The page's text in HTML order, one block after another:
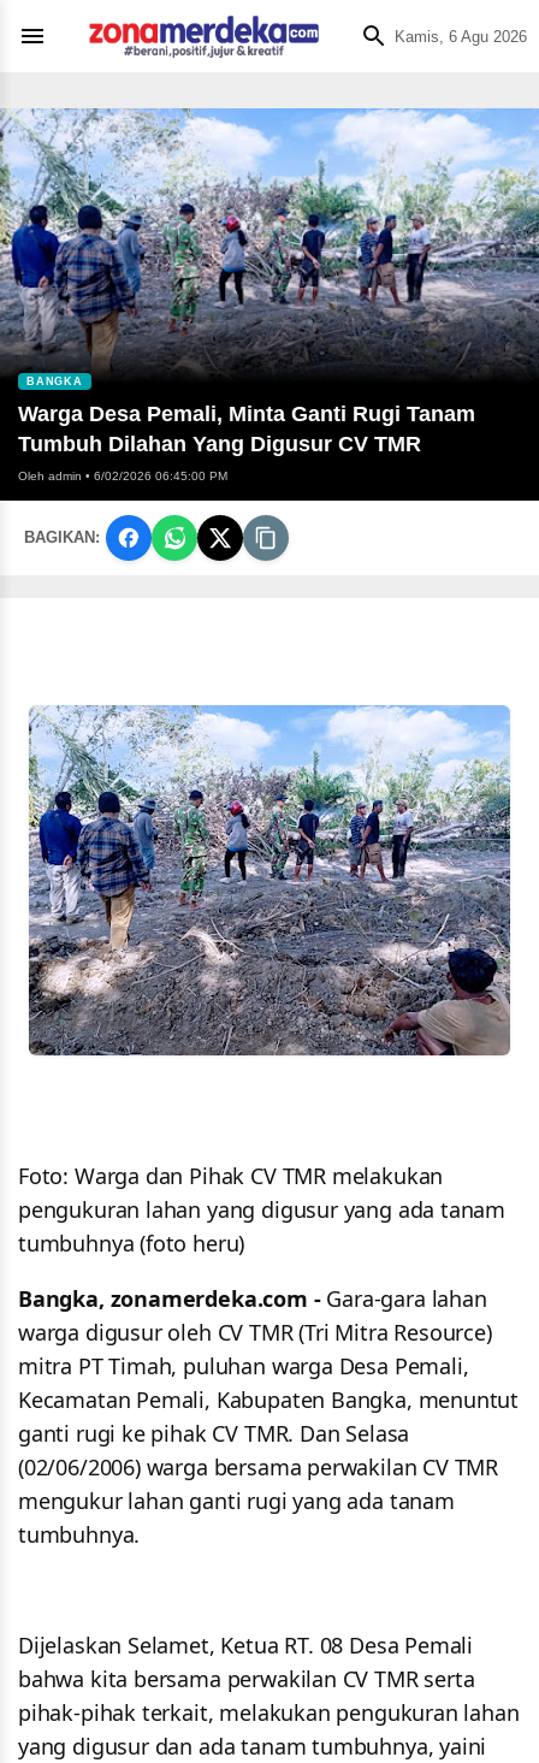
Kamis, 6 Agu 2026
BANGKA
Warga Desa Pemali, Minta Ganti Rugi Tanam
Tumbuh Dilahan Yang Digusur CV TMR
Oleh admin • 6/02/2026 06:45:00 PM
BAGIKAN:
Foto: Warga dan Pihak CV TMR melakukan
pengukuran lahan yang digusur yang ada tanam
tumbuhnya (foto heru)
Bangka, zonamerdeka.com - Gara-gara lahan
warga digusur oleh CV TMR (Tri Mitra Resource)
mitra PT Timah, puluhan warga Desa Pemali,
Kecamatan Pemali, Kabupaten Bangka, menuntut
ganti rugi ke pihak CV TMR. Dan Selasa
(02/06/2006) warga bersama perwakilan CV TMR
mengukur lahan ganti rugi yang ada tanam
tumbuhnya.
Dijelaskan Selamet, Ketua RT. 08 Desa Pemali
bahwa kita bersama perwakilan CV TMR serta
pihak-pihak terkait, melakukan pengukuran lahan
yang digusur dan ada tanam tumbuhnya, yaini